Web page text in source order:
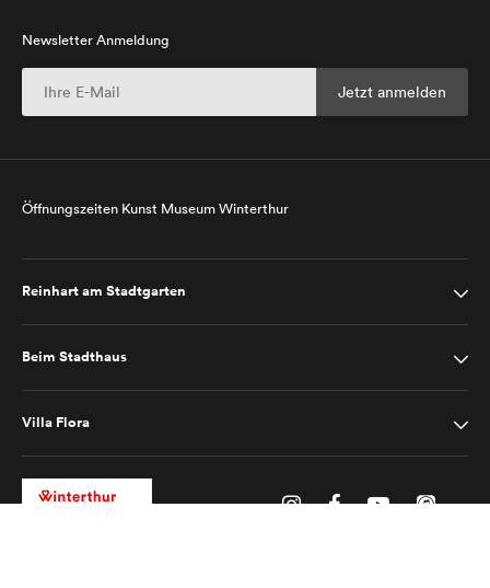
Newsletter Anmeldung
Öffnungszeiten Kunst Museum Winterthur
Reinhart am Stadtgarten
Beim Stadthaus
Villa Flora